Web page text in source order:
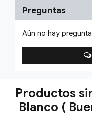
Preguntas
Aún no hay
Productos
Blanco (